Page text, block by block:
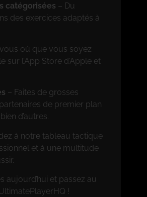
catégorisées – Du
des exercices adaptés à
où que vous soyez
l’App Store d’Apple et
– Faites de grosses
de premier plan
d’autres.
à notre tableau tactique
et à une multitude
aujourd’hui et passez au
!